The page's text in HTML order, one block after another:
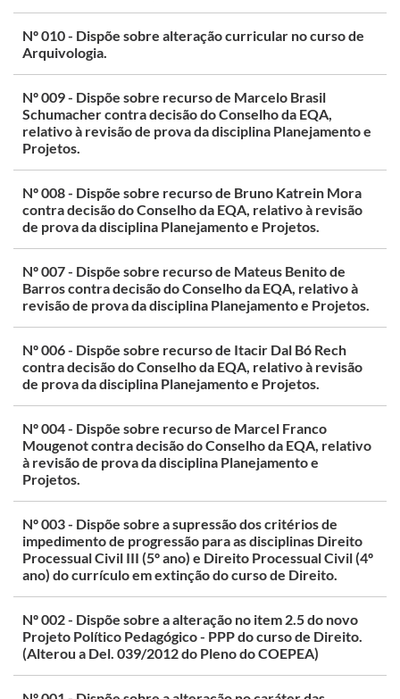
Nº 010 - Dispõe sobre alteração curricular no curso de
Arquivologia.
Nº 009 - Dispõe sobre recurso de Marcelo Brasil
Schumacher contra decisão do Conselho da EQA,
relativo à revisão de prova da disciplina Planejamento e
Projetos.
Nº 008 - Dispõe sobre recurso de Bruno Katrein Mora
contra decisão do Conselho da EQA, relativo à revisão
de prova da disciplina Planejamento e Projetos.
Nº 007 - Dispõe sobre recurso de Mateus Benito de
Barros contra decisão do Conselho da EQA, relativo à
revisão de prova da disciplina Planejamento e Projetos.
Nº 006 - Dispõe sobre recurso de Itacir Dal Bó Rech
contra decisão do Conselho da EQA, relativo à revisão
de prova da disciplina Planejamento e Projetos.
Nº 004 - Dispõe sobre recurso de Marcel Franco
Mougenot contra decisão do Conselho da EQA, relativo
à revisão de prova da disciplina Planejamento e
Projetos.
Nº 003 - Dispõe sobre a supressão dos critérios de
impedimento de progressão para as disciplinas Direito
Processual Civil III (5º ano) e Direito Processual Civil (4º
ano) do currículo em extinção do curso de Direito.
Nº 002 - Dispõe sobre a alteração no item 2.5 do novo
Projeto Político Pedagógico - PPP do curso de Direito.
(Alterou a Del. 039/2012 do Pleno do COEPEA)